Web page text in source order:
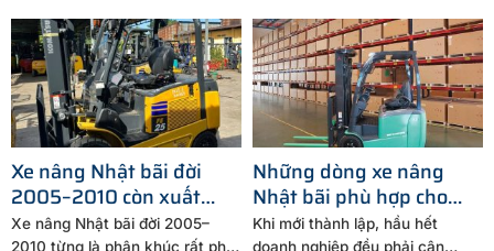
Xe nâng Nhật bãi đời
2005–2010 còn xuất
hiện nhiều trên thị
Xe nâng Nhật bãi đời 2005–
2010 từng là phân khúc rất phổ
Những dòng xe nâng
Nhật bãi phù hợp cho
doanh nghiệp mới thành
Khi mới thành lập, hầu hết
doanh nghiệp đều phải cân